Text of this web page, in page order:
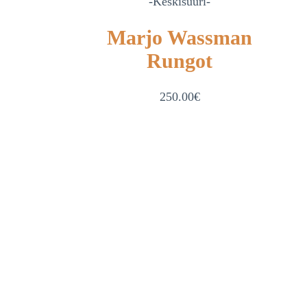
Marjo Wassman
Rungot
250.00€